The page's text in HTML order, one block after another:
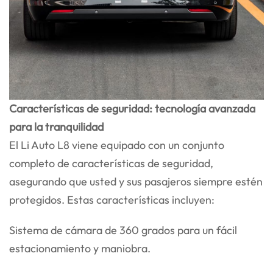
Características de seguridad: tecnología avanzada
para la tranquilidad
El Li Auto L8 viene equipado con un conjunto
completo de características de seguridad,
asegurando que usted y sus pasajeros siempre estén
protegidos. Estas características incluyen:
Sistema de cámara de 360 grados para un fácil
estacionamiento y maniobra.